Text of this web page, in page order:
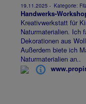
19.11.2025 - Kategorie:
Handwerks-
Kreativwerkstatt für
Naturmaterialien. Ich
Dekorationen aus
Außerdem biete ich
Naturmaterialien an..